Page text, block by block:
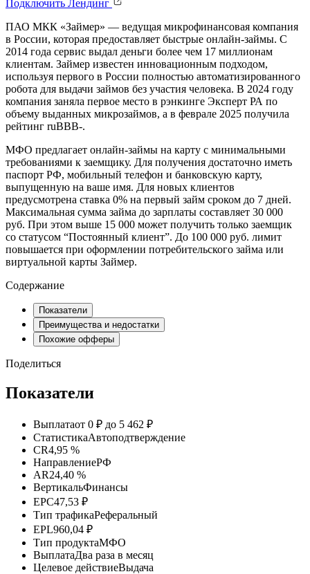
Подключить Лендинг
ПАО МКК «Займер» — ведущая микрофинансовая компания
в России, которая предоставляет быстрые онлайн-займы. С
2014 года сервис выдал деньги более чем 17 миллионам
клиентам. Займер известен инновационным подходом,
используя первого в России полностью автоматизированного
робота для выдачи займов без участия человека. В 2024 году
компания заняла первое место в рэнкинге Эксперт РА по
объему выданных микрозаймов, а в феврале 2025 получила
рейтинг ruBBB-.
МФО предлагает онлайн-займы на карту с минимальными
требованиями к заемщику. Для получения достаточно иметь
паспорт РФ, мобильный телефон и банковскую карту,
выпущенную на ваше имя. Для новых клиентов
предусмотрена ставка 0% на первый займ сроком до 7 дней.
Максимальная сумма займа до зарплаты составляет 30 000
руб. При этом выше 15 000 может получить только заемщик
со статусом “Постоянный клиент”. До 100 000 руб. лимит
повышается при оформлении потребительского займа или
виртуальной карты Займер.
Содержание
Показатели
Преимущества и недостатки
Похожие офферы
Поделиться
Показатели
Выплатаот 0 ₽ до 5 462 ₽
СтатистикаАвтоподтверждение
CR4,95 %
НаправлениеРФ
AR24,40 %
ВертикальФинансы
EPC47,53 ₽
Тип трафикаРеферальный
EPL960,04 ₽
Тип продуктаМФО
ВыплатаДва раза в месяц
Целевое действиеВыдача